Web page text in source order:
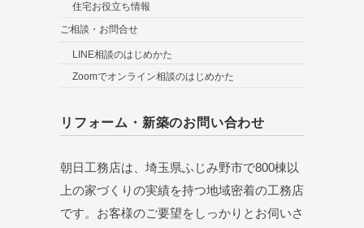
住宅お役立ち情報
ご相談・お問合せ
LINE相談のはじめかた
Zoomでオンライン相談のはじめかた
リフォーム・新築のお問い合わせ
朝日工務店は、埼玉県ふじみ野市で800棟以
上の家づくりの実績を持つ地域密着の工務店
です。お客様のご要望をしっかりとお伺いさ